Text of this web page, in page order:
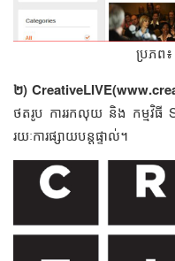
ប្រភព
២)
ថត​រូប​​ ការ​រក​លុយ​ និង​ កម្មវិធី​
រយៈការ​ផ្សាយ​បន្ត​​​ផ្ទាល់។